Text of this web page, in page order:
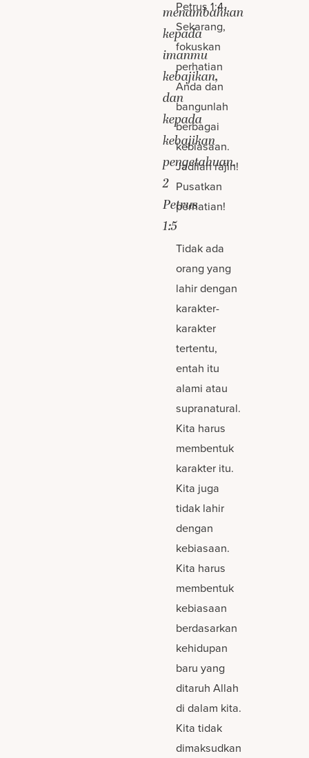
menambahkan
kepada
imanmu
kebajikan,
dan
kepada
kebajikan
pengetahuan.
2
Petrus
1:5
Petrus 1:4.
Sekarang,
fokuskan
perhatian
Anda dan
bangunlah
berbagai
kebiasaan.
Jadilah rajin!
Pusatkan
perhatian!
Tidak ada
orang yang
lahir dengan
karakter-
karakter
tertentu,
entah itu
alami atau
supranatural.
Kita harus
membentuk
karakter itu.
Kita juga
tidak lahir
dengan
kebiasaan.
Kita harus
membentuk
kebiasaan
berdasarkan
kehidupan
baru yang
ditaruh Allah
di dalam kita.
Kita tidak
dimaksudkan